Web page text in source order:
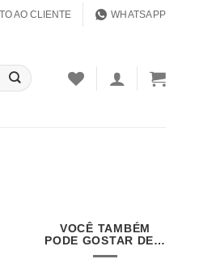
AO CLIENTE WHATSAPP
VOCÊ TAMBÉM
PODE GOSTAR DE…